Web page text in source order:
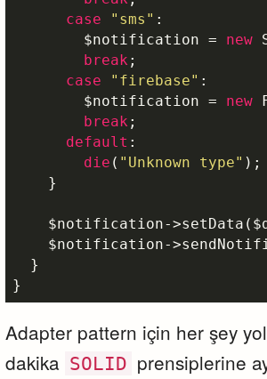
case
"sms" :
$notification = new
break ;
case
"firebase" :
$notification = new
break ;
default :
die ( "Unknown type" );
    }
$notification->setData(
$notification-
  }
}
Adapter pattern için her şey
dakika SOLID prensiplerine